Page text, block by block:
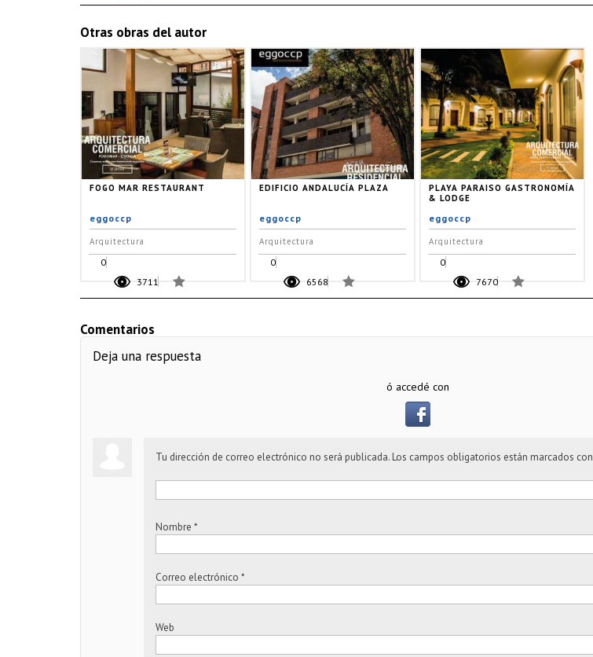
Otras obras del autor
FOGO MAR RESTAURANT
eggoccp
Arquitectura
0
3711
EDIFICIO ANDALUCÍA PLAZA
eggoccp
Arquitectura
0
6568
PLAYA PARAISO GASTRONOMÍA
& LODGE
eggoccp
Arquitectura
0
7670
Comentarios
Deja una respuesta
ó accedé con
Tu dirección de correo electrónico no será publicada. Los campos obligatorios están marcados con
Nombre *
Correo electrónico *
Web